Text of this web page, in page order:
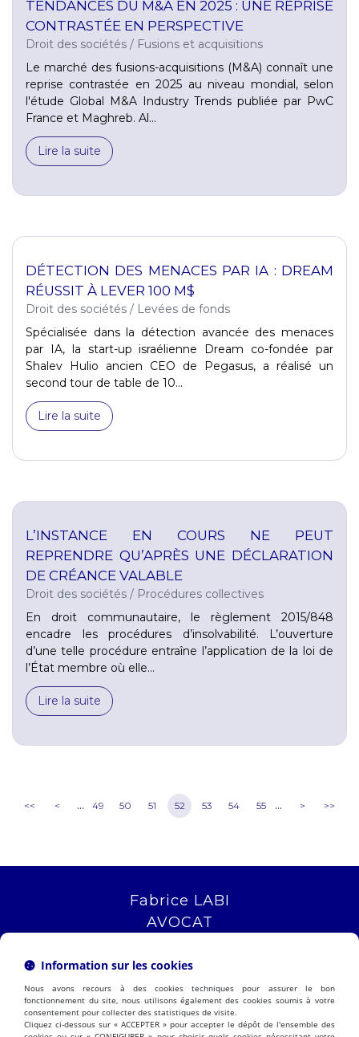
TENDANCES DU M&A EN 2025 : UNE REPRISE
CONTRASTÉE EN PERSPECTIVE
Droit des sociétés / Fusions et acquisitions
Le marché des fusions-acquisitions (M&A) connaît une
reprise contrastée en 2025 au niveau mondial, selon
l'étude Global M&A Industry Trends publiée par PwC
France et Maghreb. Al...
Lire la suite
DÉTECTION DES MENACES PAR IA : DREAM
RÉUSSIT À LEVER 100 M$
Droit des sociétés / Levées de fonds
Spécialisée dans la détection avancée des menaces
par IA, la start-up israélienne Dream co-fondée par
Shalev Hulio ancien CEO de Pegasus, a réalisé un
second tour de table de 10...
Lire la suite
L’INSTANCE EN COURS NE PEUT
REPRENDRE QU’APRÈS UNE DÉCLARATION
DE CRÉANCE VALABLE
Droit des sociétés / Procédures collectives
En droit communautaire, le règlement 2015/848
encadre les procédures d’insolvabilité. L’ouverture
d’une telle procédure entraîne l’application de la loi de
l’État membre où elle...
Lire la suite
<< < ... 49 50 51 52 53 54 55 ... > >>
Fabrice LABI
AVOCAT
13006 MARSEILLE
NOUS LOCALISER
Information sur les cookies
Nous avons recours à des cookies techniques pour assurer le bon
fonctionnement du site, nous utilisons également des cookies soumis à votre
consentement pour collecter des statistiques de visite.
Cliquez ci-dessous sur « ACCEPTER » pour accepter le dépôt de l'ensemble des